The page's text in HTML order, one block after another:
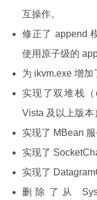
互操作。
修正了 append
使用原子级的
为 ikvm.exe 增加
实现了双堆栈
Vista 及以上版本
实现了 MBean 服
实现了
实现了
删除了从